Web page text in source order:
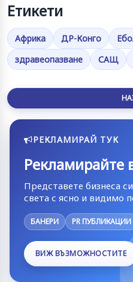
Етикети
Африка ДР-Конго
здравеопазване
САЩ
РЕКЛАМИРАЙ ТУК
Рекламирайте
Представете бизнеса
света с ясно и видимо
БАНЕРИ PR ПУБЛИКАЦИИ
ВИЖ ВЪЗМОЖНОСТИТЕ